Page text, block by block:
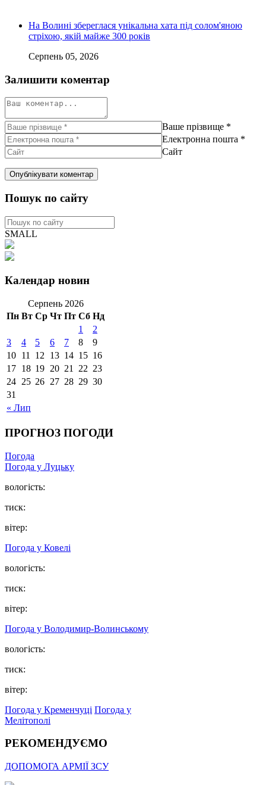
На Волині збереглася унікальна хата під солом'яною
стріхою, якій майже 300 років
Серпень 05, 2026
Залишити коментар
Ваше прізвище *
Електронна пошта *
Сайт
Пошук по сайту
SMALL
Календар новин
Серпень 2026
Пн Вт Ср Чт Пт Сб Нд
« Лип
1
2
3
4 5 6 7 8
9
10 11 12 13 14 15 16
17 18 19 20 21 22 23
24 25 26 27 28 29 30
31
ПРОГНОЗ ПОГОДИ
Погода
Погода у Луцьку
вологість:
тиск:
вітер:
Погода у Ковелі
вологість:
тиск:
вітер:
Погода у Володимир-Волинському
вологість:
тиск:
вітер:
Погода у Кременчуці Погода у
Мелітополі
РЕКОМЕНДУЄМО
ДОПОМОГА АРМІЇ ЗСУ